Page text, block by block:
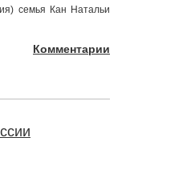
семья Кан Натальи
Комментарии